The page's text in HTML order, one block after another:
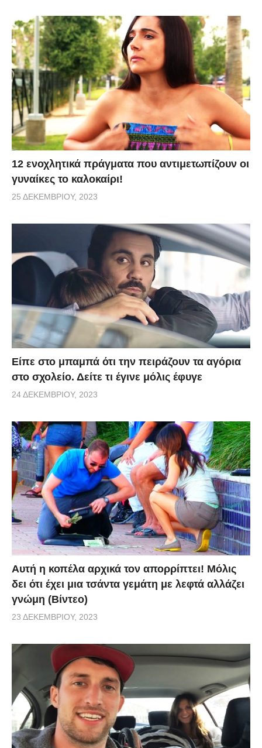
12 ενοχλητικά πράγματα που αντιμετωπίζουν οι
γυναίκες το καλοκαίρι!
25 ΔΕΚΕΜΒΡΊΟΥ, 2023
Είπε στο μπαμπά ότι την πειράζουν τα αγόρια
στο σχολείο. Δείτε τι έγινε μόλις έφυγε
24 ΔΕΚΕΜΒΡΊΟΥ, 2023
Αυτή η κοπέλα αρχικά τον απορρίπτει! Μόλις
δει ότι έχει μια τσάντα γεμάτη με λεφτά αλλάζει
γνώμη (Βίντεο)
23 ΔΕΚΕΜΒΡΊΟΥ, 2023